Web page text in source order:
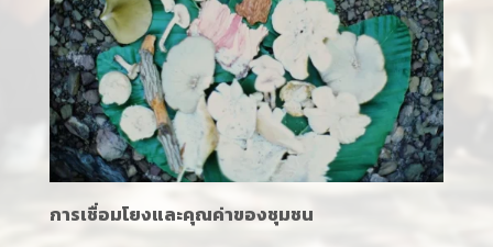
การเชื่อมโยงและคุณค่าของชุมชน